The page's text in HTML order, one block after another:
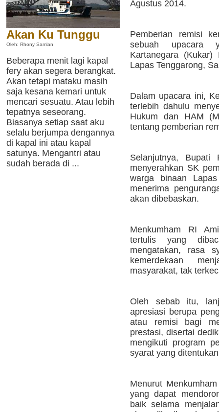
Akan Ku Tunggu
Oleh: Rhony Samlan
Beberapa menit lagi kapal
fery akan segera berangkat.
Akan tetapi mataku masih
saja kesana kemari untuk
mencari sesuatu. Atau lebih
tepatnya seseorang.
Biasanya setiap saat aku
selalu berjumpa dengannya
di kapal ini atau kapal
satunya. Mengantri atau
sudah berada di ...
Agustus 2014.
Pemberian remisi
sebuah upacara
Kartanegara
Lapas Tenggarong,
Dalam upacara ini,
terlebih dahulu
Hukum dan HAM
tentang pemberian
Selanjutnya, Bupati
menyerahkan SK
warga binaan
menerima
akan dibebaskan.
Menkumham RI
tertulis yang
mengatakan, rasa
kemerdekaan
masyarakat, tak
Oleh sebab itu,
apresiasi berupa
atau remisi bagi
prestasi, disertai
mengikuti program
syarat yang
Menurut
yang dapat
baik selama